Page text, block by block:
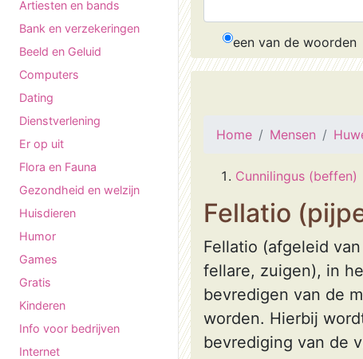
Artiesten en bands
Bank en verzekeringen
Beeld en Geluid
Computers
Dating
Dienstverlening
Er op uit
Flora en Fauna
Gezondheid en welzijn
Huisdieren
Humor
Games
Gratis
Kinderen
Info voor bedrijven
Internet
een van de woorden
Home Mensen
Cunnilingus (beffen)
Fellatio
Fellatio (afgeleid
fellare, zuigen), in
bevredigen van de
worden. Hierbij
bevrediging van de